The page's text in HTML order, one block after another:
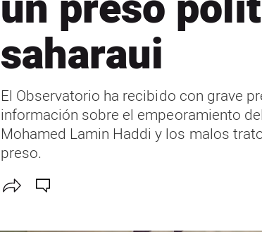
saharaui
El Observatorio ha recibido con grave
información sobre el empeoramiento
Mohamed Lamin Haddi y los malos
preso.